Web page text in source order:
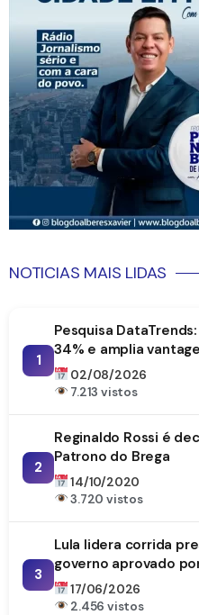
NOTICIAS MAIS LIDAS
1
Pesquisa
34% e amplia
da Paraíba
02/08/2026
7.213 vistos
2
Reginaldo Rossi é
Patrono do Brega
14/10/2020
3.720 vistos
3
Lula lidera corrida
governo aprovado
17/06/2026
2.456 vistos